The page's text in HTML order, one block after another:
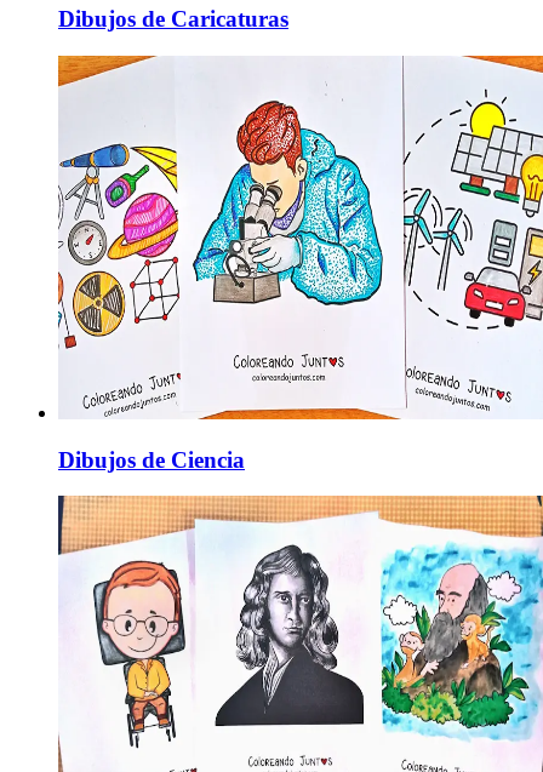
Dibujos de Caricaturas
Dibujos de Ciencia